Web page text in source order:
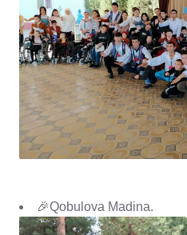
🎉Qobulova Madina.